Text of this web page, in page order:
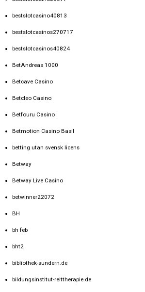
bestslotcasino40813
bestslotcasinos270717
bestslotcasinos40824
BetAndreas 1000
Betcave Casino
Betcleo Casino
Betfouru Casino
Betmotion Casino Basil
betting utan svensk licens
Betway
Betway Live Casino
betwinner22072
BH
bh feb
bht2
bibliothek-sundern.de
bildungsinstitut-reittherapie.de